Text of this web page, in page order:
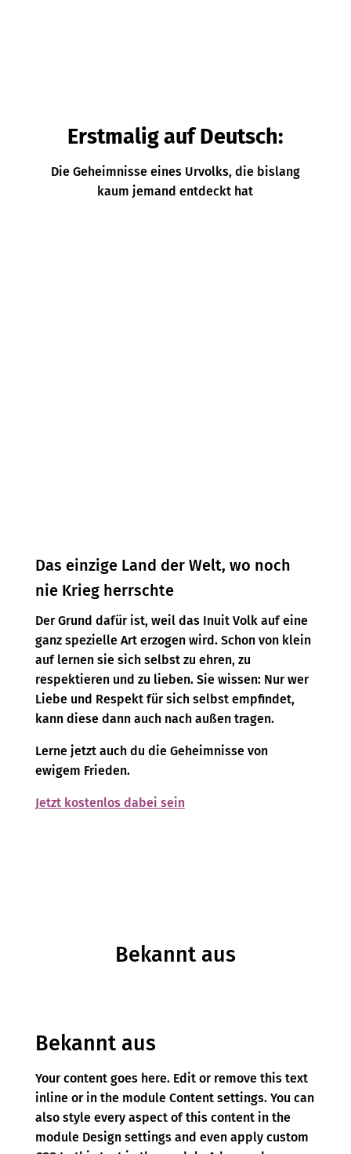
Erstmalig auf Deutsch:
Die Geheimnisse eines Urvolks, die bislang
kaum jemand entdeckt hat
Das einzige Land der Welt, wo noch
nie Krieg herrschte
Der Grund dafür ist, weil das Inuit Volk auf eine
ganz spezielle Art erzogen wird. Schon von klein
auf lernen sie sich selbst zu ehren, zu
respektieren und zu lieben. Sie wissen: Nur wer
Liebe und Respekt für sich selbst empfindet,
kann diese dann auch nach außen tragen.
Lerne jetzt auch du die Geheimnisse von
ewigem Frieden.
Jetzt kostenlos dabei sein
Bekannt aus
Bekannt aus
Your content goes here. Edit or remove this text
inline or in the module Content settings. You can
also style every aspect of this content in the
module Design settings and even apply custom